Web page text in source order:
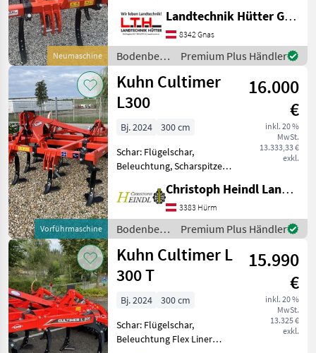
Neumaschine
Scharspitzen,
Steinsicherung Kuhn
Cultimer L 300 Grubber -
NEUMASCHINE Baujahr
2025 -
Arbeits/Transportbreite
Landtechnik Hütter GmbH & Co KG
8342 Gnas
Bodenbearbeitung
/ Kuhn
Premium Plus Händler
Vorführmaschine
Kuhn Cultimer
L300
16.000
€
inkl. 20 %
MwSt.
13.333,33 €
exkl.
Bj. 2024
300 cm
Schar: Flügelschar,
Beleuchtung, Scharspitzen
Grubber Neumaschine - 3-
Reihig mit 10 Zinken -
Hydraulische
Tiefenverstellung -
Beleuchtung - m
Christoph Heindl Landtechnik GmbH, Inning
3383 Hürm
Bodenbearbeitung
/ Kuhn
Premium Plus Händler
Kuhn Cultimer L
300 T
15.990
€
inkl. 20 %
MwSt.
13.325 €
exkl.
Bj. 2024
300 cm
Schar: Flügelschar,
Beleuchtung Flex Liner